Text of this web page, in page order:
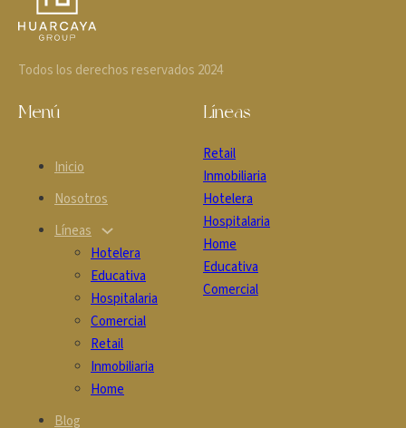
Todos los derechos reservados 2024
Menú
Inicio
Nosotros
Líneas
Hotelera
Educativa
Hospitalaria
Comercial
Retail
Inmobiliaria
Home
Blog
Líneas
Retail
Inmobiliaria
Hotelera
Hospitalaria
Home
Educativa
Comercial